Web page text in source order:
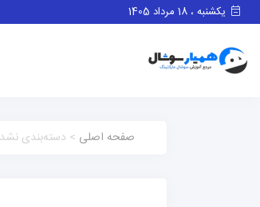
یکشنبه ، 18 مرداد 1405
صفحه اصلی > دسته‌بندی